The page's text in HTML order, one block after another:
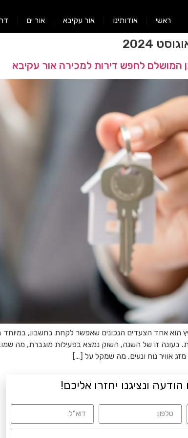
ראשי אודותינו אור עקיבא אור ים
המושלם לחפש דירות למכירה אור עקיבא
הוא אחד הצעדים הנכונים שאפשר לקחת בחשבון,
בעונה זו של השנה, השוק נמצא בפעילות מוגברת, מה
אוויר נוח ונעים, מה שמקל על […]
ונציגנו יחזרו אליכם!